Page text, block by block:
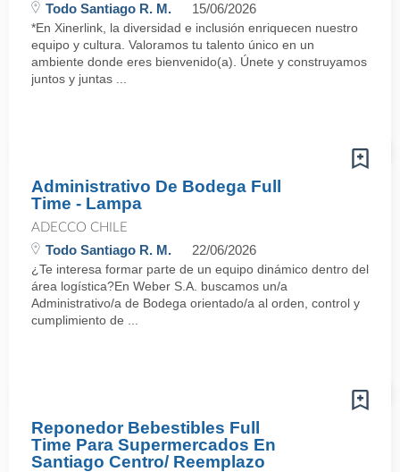
Todo Santiago R. M. 15/06/2026
*En Xinerlink, la diversidad e inclusión enriquecen nuestro
equipo y cultura. Valoramos tu talento único en un
ambiente donde eres bienvenido(a). Únete y construyamos
juntos y juntas ...
Administrativo De Bodega Full
Time - Lampa
ADECCO CHILE
Todo Santiago R. M. 22/06/2026
¿Te interesa formar parte de un equipo dinámico dentro del
área logística?En Weber S.A. buscamos un/a
Administrativo/a de Bodega orientado/a al orden, control y
cumplimiento de ...
Reponedor Bebestibles Full
Time Para Supermercados En
Santiago Centro/ Reemplazo